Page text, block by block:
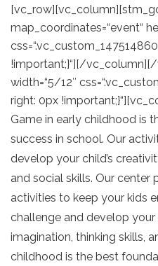
map_coordinates=“event“
!important;}“][/
width=“5/12″
right: 0px
Game in early childhood is
success in school. Our
develop your child’s
and social skills. Our
activities to keep your kids
challenge and develop your
imagination, thinking skills,
childhood is the best